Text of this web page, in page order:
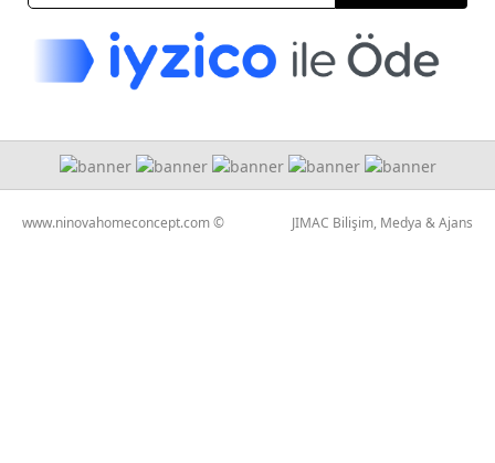
www.ninovahomeconcept.com © JIMAC Bilişim, Medya & Ajans